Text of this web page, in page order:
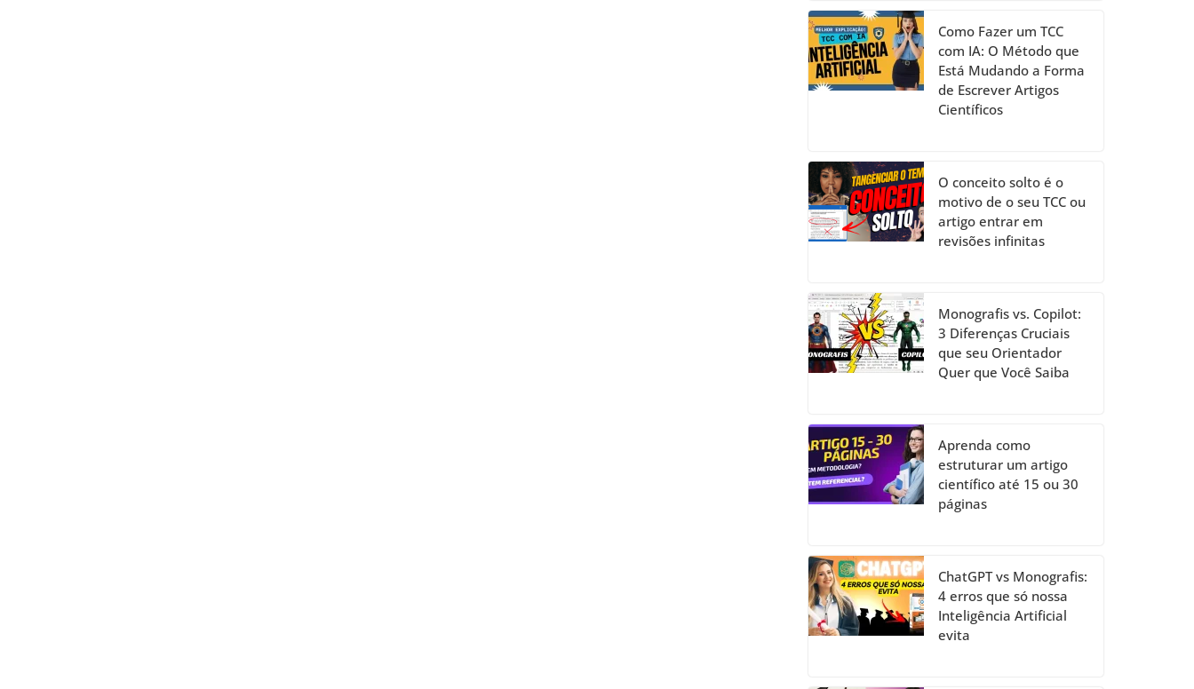
Como Fazer um TCC
com IA: O Método que
Está Mudando a Forma
de Escrever Artigos
Científicos
O conceito solto é o
motivo de o seu TCC ou
artigo entrar em
revisões infinitas
Monografis vs. Copilot:
3 Diferenças Cruciais
que seu Orientador
Quer que Você Saiba
Aprenda como
estruturar um artigo
científico até 15 ou 30
páginas
ChatGPT vs Monografis:
4 erros que só nossa
Inteligência Artificial
evita